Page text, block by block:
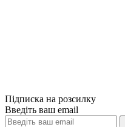
Підписка на розсилку
Введіть ваш email